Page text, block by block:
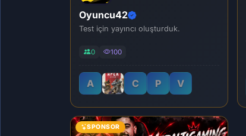
Oyuncu42
Test için yayıncı oluşturduk.
0 100
A C P V
SPONSOR